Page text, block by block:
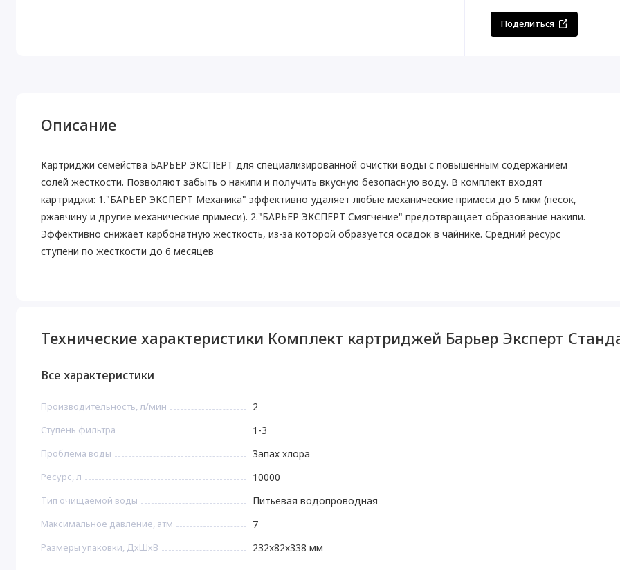
Поделиться
Описание
Картриджи семейства БАРЬЕР ЭКСПЕРТ для специализированной очистки воды с повышенным содержанием
солей жесткости. Позволяют забыть о накипи и получить вкусную безопасную воду. В комплект входят
картриджи: 1."БАРЬЕР ЭКСПЕРТ Механика" эффективно удаляет любые механические примеси до 5 мкм (песок,
ржавчину и другие механические примеси). 2."БАРЬЕР ЭКСПЕРТ Смягчение" предотвращает образование накипи.
Эффективно снижает карбонатную жесткость, из-за которой образуется осадок в чайнике. Средний ресурс
ступени по жесткости до 6 месяцев
Технические характеристики Комплект картриджей Барьер Эксперт
Все характеристики
Производительность, л/мин 2
Ступень фильтра 1-3
Проблема воды Запах хлора
Ресурс, л 10000
Тип очищаемой воды Питьевая водопроводная
Максимальное давление, атм 7
Размеры упаковки, ДхШхВ 232x82x338 мм